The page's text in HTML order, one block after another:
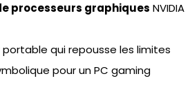
processeurs graphiques NVIDIA
portable qui repousse les limites
pour un PC gaming